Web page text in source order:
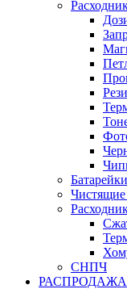
Батарейки
Чистящие
СНПЧ